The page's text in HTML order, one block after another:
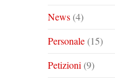
News(4)
Personale(15)
Petizioni (9)